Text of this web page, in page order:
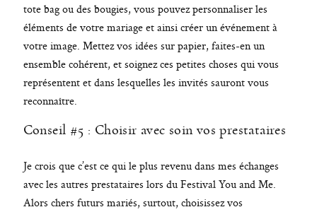
tote bag ou des bougies, vous pouvez personnaliser les
éléments de votre mariage et ainsi créer un événement à
votre image. Mettez vos idées sur papier, faites-en un
ensemble cohérent, et soignez ces petites choses qui vous
représentent et dans lesquelles les invités sauront vous
reconnaître.
Conseil #5 : Choisir avec soin vos prestataires
Je crois que c’est ce qui le plus revenu dans mes échanges
avec les autres prestataires lors du Festival You and Me.
Alors chers futurs mariés, surtout, choisissez vos